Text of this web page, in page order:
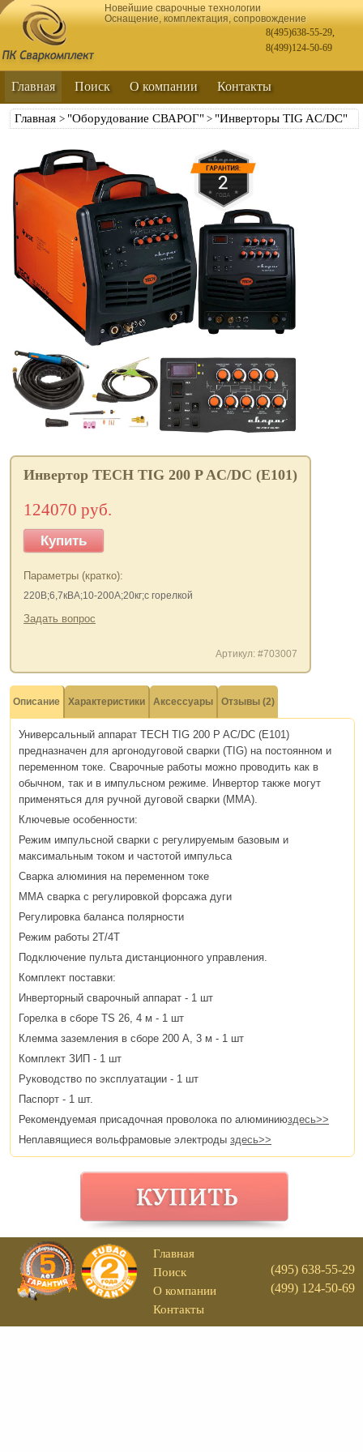
Новейшие сварочные технологии
Оснащение, комплектация, сопровождение
8(495)638-55-29,
8(499)124-50-69
Главная Поиск О компании Контакты
Главная > "Оборудование СВАРОГ" > "Инверторы TIG AC/DC"
Инвертор TECH TIG 200 P AC/DC (E101)
124070 руб.
Купить
Параметры (кратко):
220В;6,7кВА;10-200А;20кг;с горелкой
Задать вопрос
Артикул: #703007
Описание Характеристики Аксессуары Отзывы (2)
Универсальный аппарат TECH TIG 200 P AC/DC (E101)
предназначен для аргонодуговой сварки (TIG) на постоянном и
переменном токе. Сварочные работы можно проводить как в
обычном, так и в импульсном режиме. Инвертор также могут
применяться для ручной дуговой сварки (ММА).
Ключевые особенности:
Режим импульсной сварки с регулируемым базовым и
максимальным током и частотой импульса
Сварка алюминия на переменном токе
ММА сварка с регулировкой форсажа дуги
Регулировка баланса полярности
Режим работы 2Т/4Т
Подключение пульта дистанционного управления.
Комплект поставки:
Инверторный сварочный аппарат - 1 шт
Горелка в сборе TS 26, 4 м - 1 шт
Клемма заземления в сборе 200 А, 3 м - 1 шт
Комплект ЗИП - 1 шт
Руководство по эксплуатации - 1 шт
Паспорт - 1 шт.
Рекомендуемая присадочная проволока по алюминиюздесь>>
Неплавящиеся вольфрамовые электроды здесь>>
Главная
Поиск
О компании
Контакты
(495) 638-55-29
(499) 124-50-69